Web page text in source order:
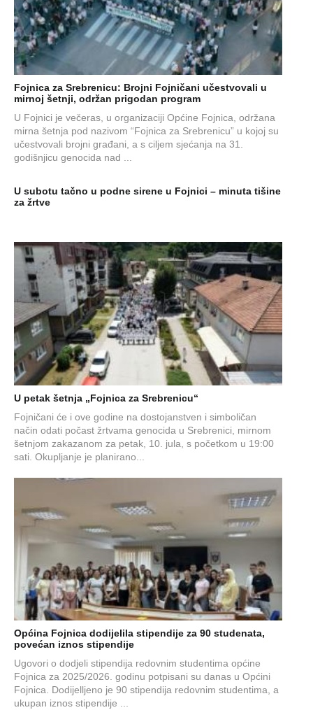
Fojnica za Srebrenicu: Brojni Fojničani učestvovali u
mirnoj šetnji, održan prigodan program
U Fojnici je večeras, u organizaciji Općine Fojnica, održana
mirna šetnja pod nazivom “Fojnica za Srebrenicu” u kojoj su
učestvovali brojni građani, a s ciljem sjećanja na 31.
godišnjicu genocida nad ...
U subotu tačno u podne sirene u Fojnici – minuta tišine
za žrtve
U petak šetnja „Fojnica za Srebrenicu“
Fojničani će i ove godine na dostojanstven i simboličan
način odati počast žrtvama genocida u Srebrenici, mirnom
šetnjom zakazanom za petak, 10. jula, s početkom u 19:00
sati. Okupljanje je planirano...
Općina Fojnica dodijelila stipendije za 90 studenata,
povećan iznos stipendije
Ugovori o dodjeli stipendija redovnim studentima općine
Fojnica za 2025/2026. godinu potpisani su danas u Općini
Fojnica. Dodijelljeno je 90 stipendija redovnim studentima, a
ukupan iznos stipendije ...